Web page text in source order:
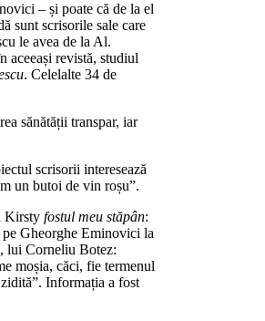
– și poate că de la el
sunt scrisorile sale care
le avea de la Al.
aceeași revistă, studiul
. Celelalte 34 de
sănătății transpar, iar
scrisorii interesează
un butoi de vin roșu”.
Kirstyfostul meu stăpân:
pe Gheorghe Eminovici la
lui Corneliu Botez:
moșia, căci, fie termenul
Informația a fost